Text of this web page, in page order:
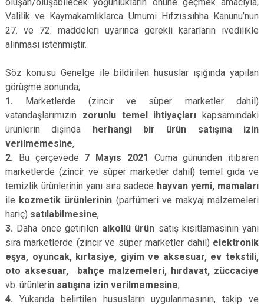
Valilik ve Kaymakamlıklarca Umumi Hıfzıssıhha Kanunu’nun
27. ve 72. maddeleri uyarınca gerekli kararların ivedilikle
alınması istenmiştir.
Söz konusu Genelge ile bildirilen hususlar ışığında yapılan
görüşme sonunda;
1. Marketlerde (zincir ve süper marketler dahil)
vatandaşlarımızın zorunlu temel ihtiyaçları kapsamındaki
ürünlerin dışında herhangi bir ürün satışına izin
verilmemesine,
2. Bu çerçevede 7 Mayıs 2021 Cuma gününden itibaren
marketlerde (zincir ve süper marketler dahil) temel gıda ve
temizlik ürünlerinin yanı sıra sadece hayvan yemi, mamaları
ile kozmetik ürünlerinin (parfümeri ve makyaj malzemeleri
hariç) satılabilmesine,
3. Daha önce getirilen alkollü ürün satış kısıtlamasının yanı
sıra marketlerde (zincir ve süper marketler dahil) elektronik
eşya, oyuncak, kırtasiye, giyim ve aksesuar, ev tekstili,
oto aksesuar, bahçe malzemeleri, hırdavat, züccaciye
vb. ürünlerin satışına izin verilmemesine,
4. Yukarıda belirtilen hususların uygulanmasının, takip ve